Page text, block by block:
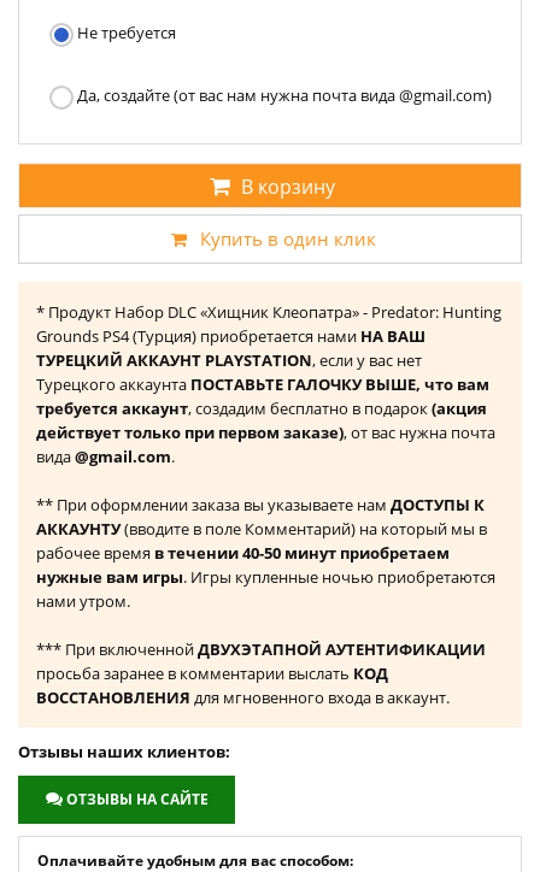
Не требуется
Да, создайте (от вас нам нужна почта вида @gmail.com)
В корзину
Купить в один клик
* Продукт Набор DLC «Хищник Клеопатра» - Predator: Hunting
Grounds PS4 (Турция) приобретается нами НА ВАШ
ТУРЕЦКИЙ АККАУНТ PLAYSTATION, если у вас нет
Турецкого аккаунта ПОСТАВЬТЕ ГАЛОЧКУ ВЫШЕ, что вам
требуется аккаунт, создадим бесплатно в подарок(акция
действует только при первом заказе), от вас нужна почта
вида@gmail.com.
** При оформлении заказа вы указываете нам ДОСТУПЫ К
АККАУНТУ(вводите в поле Комментарий) на который мы в
рабочее время в течении 40-50 минут приобретаем
нужные вам игры. Игры купленные ночью приобретаются
нами утром.
*** При включеннойДВУХЭТАПНОЙ АУТЕНТИФИКАЦИИ
просьба заранее в комментарии выслать КОД
ВОССТАНОВЛЕНИЯ для мгновенного входа в аккаунт.
Отзывы наших клиентов:
ОТЗЫВЫ НА САЙТЕ
Оплачивайте удобным для вас способом: